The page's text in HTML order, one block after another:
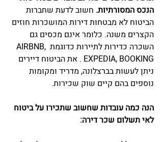
הנכס המסורתיות. חשוב לדעת שחברות
הביטוח לא מבטחות דירות המושכרות חוזים
הקצרים משנה. כלומר אינם מכסים גם
השכרה כדירות לתיירות כדוגמת AIRBNB,
EXPEDIA, BOOKING . את הביטוח דיירים
ניתן לעשות בברצלונה, מדריד ומקומות
נוספים בהם קיים שוק שכירות.
הנה כמה עובדות שחשוב שתכירו על ביטוח
לאי תשלום שכר דירה: